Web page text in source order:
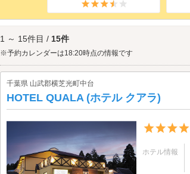
1 ～ 15件目 / 15件
※予約カレンダーは18:20時点の情報です
千葉県 山武郡横芝光町中台
HOTEL QUALA (ホテル クアラ)
ホテル情報